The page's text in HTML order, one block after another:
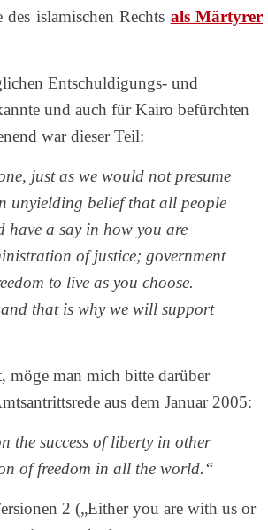
islamischen Rechts als Märtyrer
Entschuldigungs- und
und auch für Kairo befürchten
war dieser Teil:
just as we would not presume
unyielding belief that all people
a say in how you are
of justice; government
to live as you choose.
that is why we will support
man mich bitte darüber
aus dem Januar 2005:
the success of liberty in other
of freedom in all the world.“
2 („Either you are with us or